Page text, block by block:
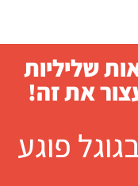
שליליות
את זה!
פוגע